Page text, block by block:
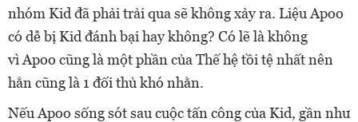
nhóm Kid đã phải trải qua sẽ không xảy ra. Liệu Apoo
có dễ bị Kid đánh bại hay không? Có lẽ là không
vì Apoo cũng là một phần của Thế hệ tồi tệ nhất nên
hắn cũng là 1 đối thủ khó nhằn.
Nếu Apoo sống sót sau cuộc tấn công của Kid, gần như